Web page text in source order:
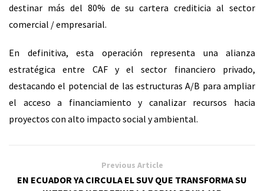
destinar más del 80% de su cartera crediticia al sector
comercial / empresarial.
En definitiva, esta operación representa una alianza
estratégica entre CAF y el sector financiero privado,
destacando el potencial de las estructuras A/B para ampliar
el acceso a financiamiento y canalizar recursos hacia
proyectos con alto impacto social y ambiental.
Previous Article
EN ECUADOR YA CIRCULA EL SUV QUE TRANSFORMA SU